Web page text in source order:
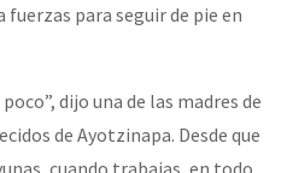
para seguir de pie en
dijo una de las madres de
de Ayotzinapa. Desde que
cuando trabajas, en todo